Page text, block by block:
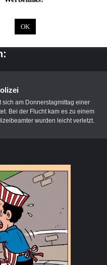
sich am Donnerstagmittag einer
Bei der Flucht kam es zu einem
wurden leicht verletzt.
OK